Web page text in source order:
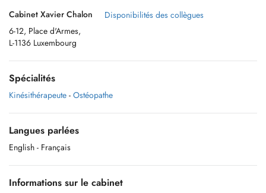
Cabinet Xavier Chalon
6-12, Place d'Armes,
L-1136 Luxembourg
Disponibilités des collègues
Spécialités
Kinésithérapeute - Ostéopathe
Langues parlées
English - Français
Informations sur le cabinet